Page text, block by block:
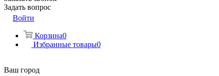
Задать вопрос
Войти
Корзина0
Избранные товары0
Ваш город